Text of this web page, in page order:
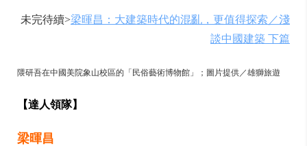
未完待續>梁暉昌：大建築時代的混亂，更值得探索／淺
談中國建築 下篇
隈研吾在中國美院象山校區的「民俗藝術博物館」；圖片提供／雄獅旅遊
【達人領隊】
梁暉昌